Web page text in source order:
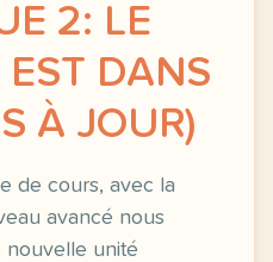
2: LE
DANS
À JOUR)
de cours, avec la
avancé nous
nouvelle unité